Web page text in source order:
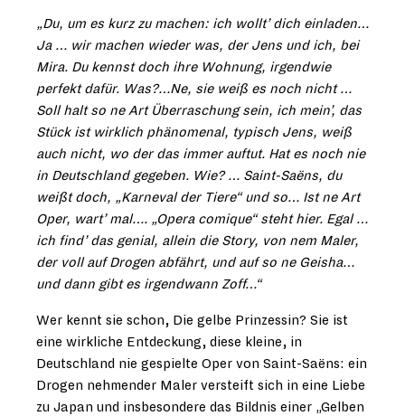
„Du, um es kurz zu machen: ich wollt’ dich einladen…
Ja … wir machen wieder was, der Jens und ich, bei
Mira. Du kennst doch ihre Wohnung, irgendwie
perfekt dafür. Was?…Ne, sie weiß es noch nicht …
Soll halt so ne Art Überraschung sein, ich mein’, das
Stück ist wirklich phänomenal, typisch Jens, weiß
auch nicht, wo der das immer auftut. Hat es noch nie
in Deutschland gegeben. Wie? … Saint-Saëns, du
weißt doch, „Karneval der Tiere“ und so… Ist ne Art
Oper, wart’ mal…. „Opera comique“ steht hier. Egal …
ich find’ das genial, allein die Story, von nem Maler,
der voll auf Drogen abfährt, und auf so ne Geisha…
und dann gibt es irgendwann Zoff…“
Wer kennt sie schon, Die gelbe Prinzessin? Sie ist
eine wirkliche Entdeckung, diese kleine, in
Deutschland nie gespielte Oper von Saint-Saëns: ein
Drogen nehmender Maler versteift sich in eine Liebe
zu Japan und insbesondere das Bildnis einer „Gelben